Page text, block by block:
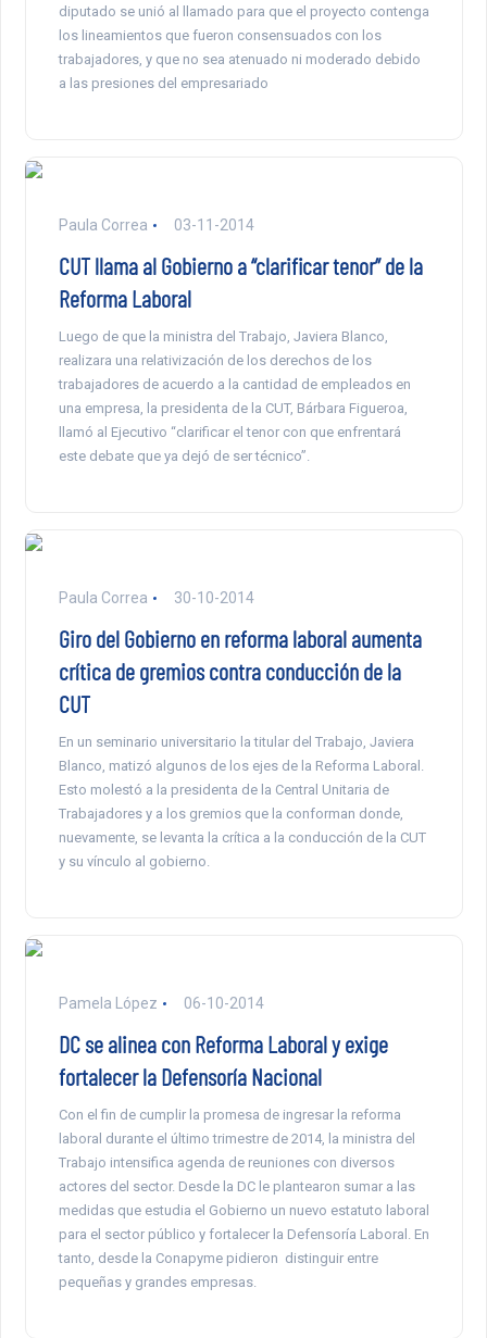
diputado se unió al llamado para que el proyecto contenga
los lineamientos que fueron consensuados con los
trabajadores, y que no sea atenuado ni moderado debido
a las presiones del empresariado
Paula Correa 03-11-2014
CUT llama al Gobierno a “clarificar tenor” de la
Reforma Laboral
Luego de que la ministra del Trabajo, Javiera Blanco,
realizara una relativización de los derechos de los
trabajadores de acuerdo a la cantidad de empleados en
una empresa, la presidenta de la CUT, Bárbara Figueroa,
llamó al Ejecutivo “clarificar el tenor con que enfrentará
este debate que ya dejó de ser técnico”.
Paula Correa 30-10-2014
Giro del Gobierno en reforma laboral aumenta
crítica de gremios contra conducción de la
CUT
En un seminario universitario la titular del Trabajo, Javiera
Blanco, matizó algunos de los ejes de la Reforma Laboral.
Esto molestó a la presidenta de la Central Unitaria de
Trabajadores y a los gremios que la conforman donde,
nuevamente, se levanta la crítica a la conducción de la CUT
y su vínculo al gobierno.
Pamela López 06-10-2014
DC se alinea con Reforma Laboral y exige
fortalecer la Defensoría Nacional
Con el fin de cumplir la promesa de ingresar la reforma
laboral durante el último trimestre de 2014, la ministra del
Trabajo intensifica agenda de reuniones con diversos
actores del sector. Desde la DC le plantearon sumar a las
medidas que estudia el Gobierno un nuevo estatuto laboral
para el sector público y fortalecer la Defensoría Laboral. En
tanto, desde la Conapyme pidieron distinguir entre
pequeñas y grandes empresas.